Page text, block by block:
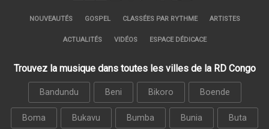
NOUVEAUTÉS GOSPEL CLASSÉES PAR RYTHME ARTISTES
ACTUALITÉS VIDÉOS ESPACE DÉDICACE
Trouvez la musique dans toutes les villes de la RD Congo
Bandundu Beni Bikoro Boende
Boma Bukavu Bumba Bunia Buta